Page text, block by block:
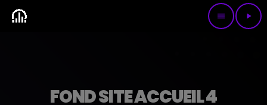
menu play_arrow
FOND SITE ACCUEIL 4